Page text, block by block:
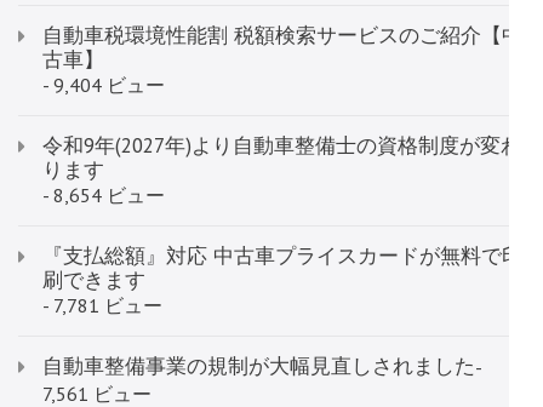
自動車税環境性能割 税額検索サービス​​​​​​のご紹介【中
古車】
- 9,404 ビュー
令和9年(2027年)より自動車整備士の資格制度が変わ
ります
- 8,654 ビュー
『支払総額』対応 中古車プライスカードが無料で印
刷できます
- 7,781 ビュー
自動車整備事業の規制が大幅見直しされました-
7,561 ビュー